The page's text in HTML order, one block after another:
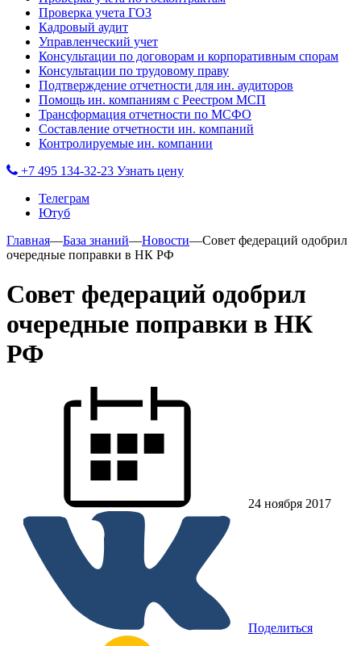
Проверка учета ГОЗ
Кадровый аудит
Управленческий учет
Консультации по договорам и корпоративным спорам
Консультации по трудовому праву
Подтверждение отчетности для ин. аудиторов
Помощь ин. компаниям с Реестром МСП
Трансформация отчетности по МСФО
Составление отчетности ин. компаний
Контролируемые ин. компании
+7 495 134-32-23 Узнать цену
Телеграм
Ютуб
Главная—База знаний—Новости—Совет федераций одобрил
очередные поправки в НК РФ
Совет федераций одобрил
очередные поправки в НК
РФ
24 ноября 2017
Поделиться